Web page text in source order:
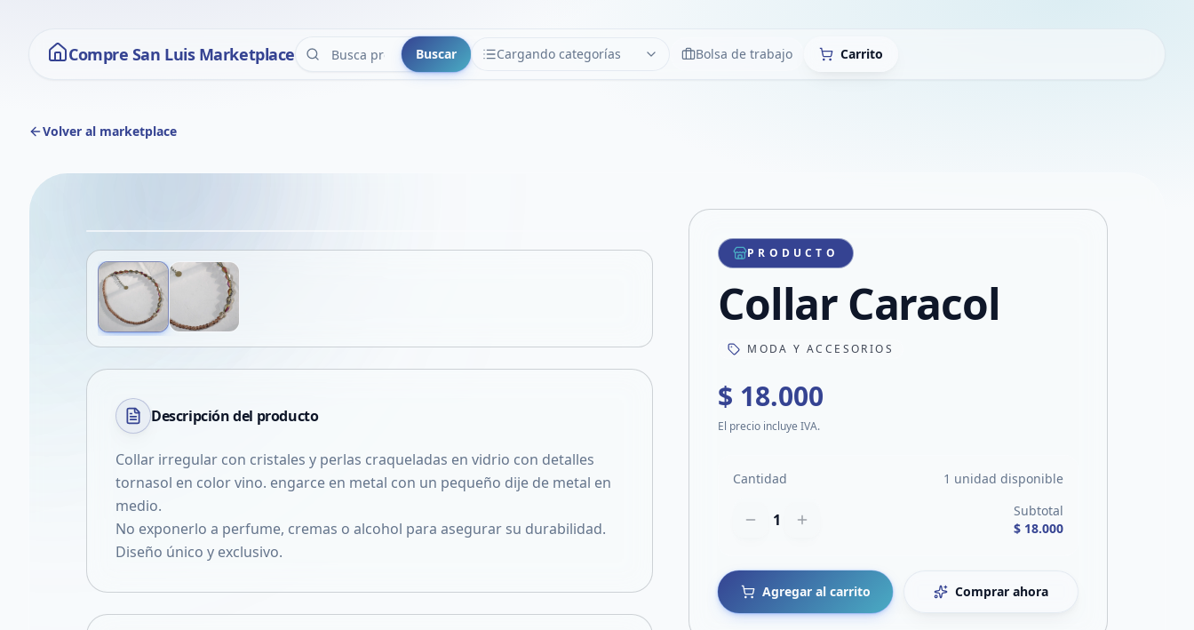
Compre San Luis Marketplace Buscar Cargando categorías
CATEGORÍAS LimpiarBolsa de trabajo Carrito
Volver al marketplace
Compartir producto
Compartir por WhatsApp
Compartir por mail
Compartir en Facebook
Descripción del producto
Collar irregular con cristales y perlas craqueladas en vidrio con detalles
tornasol en color vino. engarce en metal con un pequeño dije de metal en
medio.
No exponerlo a perfume, cremas o alcohol para asegurar su durabilidad.
Diseño único y exclusivo.
PRODUCTO
Collar Caracol
MODA Y ACCESORIOS
$ 18.000
El precio incluye IVA.
Cantidad 1 unidad disponible
1
Subtotal
$ 18.000
Agregar al carrito Comprar ahora